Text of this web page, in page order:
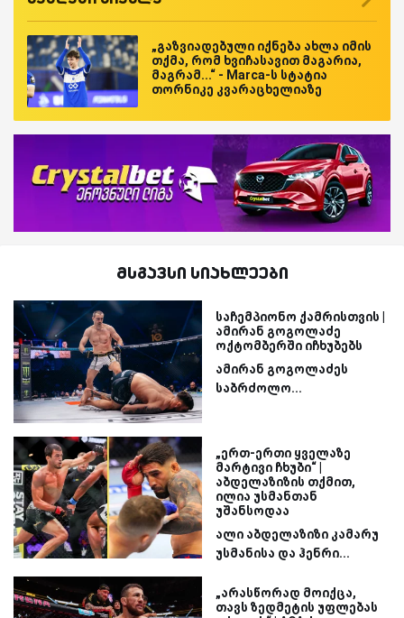
„გაზვიადებული იქნება ახლა იმის
თქმა, რომ ხვიჩასავით მაგარია,
მაგრამ...“ - Marca-ს სტატია
თორნიკე კვარაცხელიაზე
მსგავსი სიახლეები
საჩემპიონო ქამრისთვის |
ამირან გოგოლაძე
ოქტომბერში იჩხუბებს
ამირან გოგოლაძეს
საბრძოლო...
„ერთ-ერთი ყველაზე
მარტივი ჩხუბი“ |
აბდელაზიზის თქმით,
ილია უსმანთან
უშანსოდაა
ალი აბდელაზიზი კამარუ
უსმანისა და ჰენრი...
„არასწორად მოიქცა,
თავს ზედმეტის უფლებას